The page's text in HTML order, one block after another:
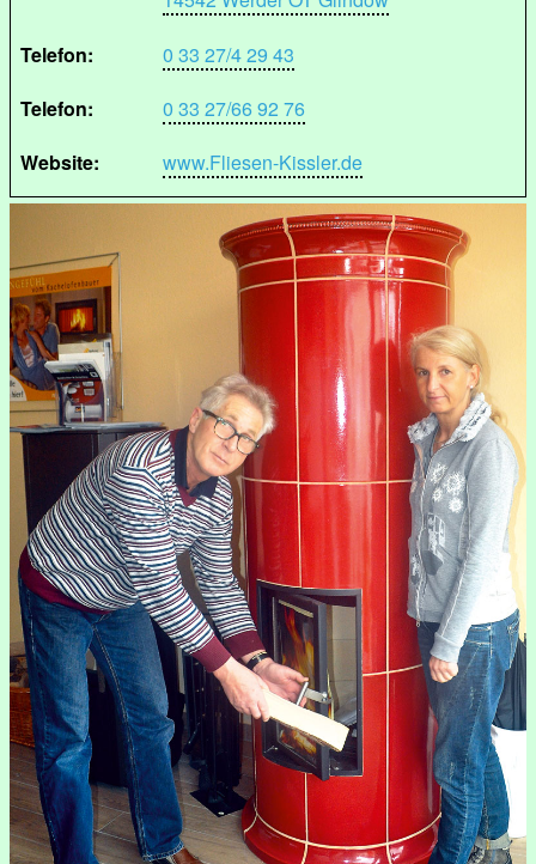
Telefon:
0 33 27/4 29 43
Telefon:
0 33 27/66 92 76
Website:
www.Fliesen-Kissler.de